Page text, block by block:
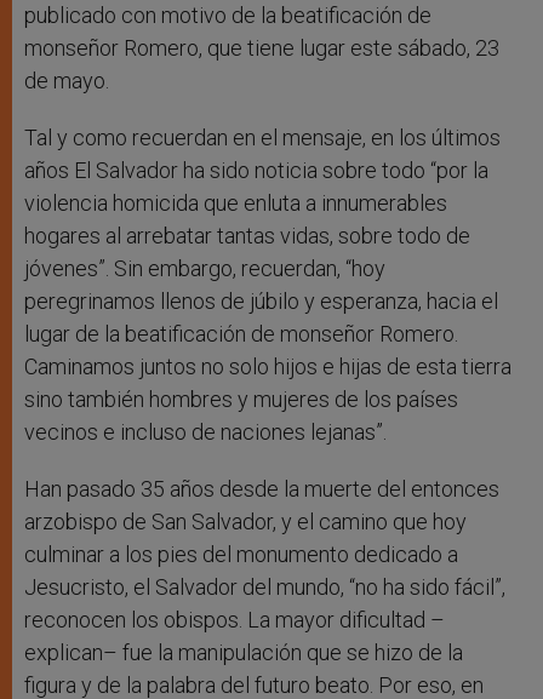
publicado con motivo de la beatificación de
monseñor Romero, que tiene lugar este sábado, 23
de mayo.
Tal y como recuerdan en el mensaje, en los últimos
años El Salvador ha sido noticia sobre todo “por la
violencia homicida que enluta a innumerables
hogares al arrebatar tantas vidas, sobre todo de
jóvenes”. Sin embargo, recuerdan, “hoy
peregrinamos llenos de júbilo y esperanza, hacia el
lugar de la beatificación de monseñor Romero.
Caminamos juntos no solo hijos e hijas de esta tierra
sino también hombres y mujeres de los países
vecinos e incluso de naciones lejanas”.
Han pasado 35 años desde la muerte del entonces
arzobispo de San Salvador, y el camino que hoy
culminar a los pies del monumento dedicado a
Jesucristo, el Salvador del mundo, “no ha sido fácil”,
reconocen los obispos. La mayor dificultad –
explican– fue la manipulación que se hizo de la
figura y de la palabra del futuro beato. Por eso, en